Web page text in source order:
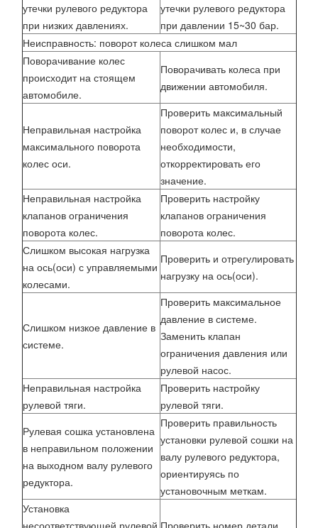
утечки рулевого редуктора
при низких давлениях.
утечки рулевого редуктора
при давлении 15~30 бар.
Неисправность: поворот колеса слишком мал
Поворачивание колес
происходит на стоящем
автомобиле.
Поворачивать колеса при
движении автомобиля.
Неправильная настройка
максимального поворота
колес оси.
Проверить максимальный
поворот колес и, в случае
необходимости,
откорректировать его
значение.
Неправильная настройка
клапанов ограничения
поворота колес.
Проверить настройку
клапанов ограничения
поворота колес.
Слишком высокая нагрузка
на ось(оси) с управляемыми
колесами.
Проверить и отрегулировать
нагрузку на ось(оси).
Слишком низкое давление в
системе.
Проверить максимальное
давление в системе.
Заменить клапан
ограничения давления или
рулевой насос.
Неправильная настройка
рулевой тяги.
Проверить настройку
рулевой тяги.
Рулевая сошка установлена
в неправильном положении
на выходном валу рулевого
редуктора.
Проверить правильность
установки рулевой сошки на
валу рулевого редуктора,
ориентируясь по
установочным меткам.
Установка